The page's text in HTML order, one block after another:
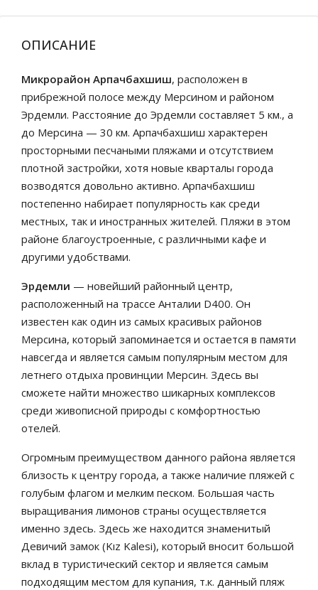
ОПИСАНИЕ
Микрорайон Арпачбахшиш, расположен в
прибрежной полосе между Мерсином и районом
Эрдемли. Расстояние до Эрдемли составляет 5 км., а
до Мерсина — 30 км. Арпачбахшиш характерен
просторными песчаными пляжами и отсутствием
плотной застройки, хотя новые кварталы города
возводятся довольно активно. Арпачбахшиш
постепенно набирает популярность как среди
местных, так и иностранных жителей. Пляжи в этом
районе благоустроенные, с различными кафе и
другими удобствами.
Эрдемли — новейший районный центр,
расположенный на трассе Анталии D400. Он
известен как один из самых красивых районов
Мерсина, который запоминается и остается в памяти
навсегда и является самым популярным местом для
летнего отдыха провинции Мерсин. Здесь вы
сможете найти множество шикарных комплексов
среди живописной природы с комфортностью
отелей.
Огромным преимуществом данного района является
близость к центру города, а также наличие пляжей с
голубым флагом и мелким песком. Большая часть
выращивания лимонов страны осуществляется
именно здесь. Здесь же находится знаменитый
Девичий замок (Kız Kalesi), который вносит большой
вклад в туристический сектор и является самым
подходящим местом для купания, т.к. данный пляж